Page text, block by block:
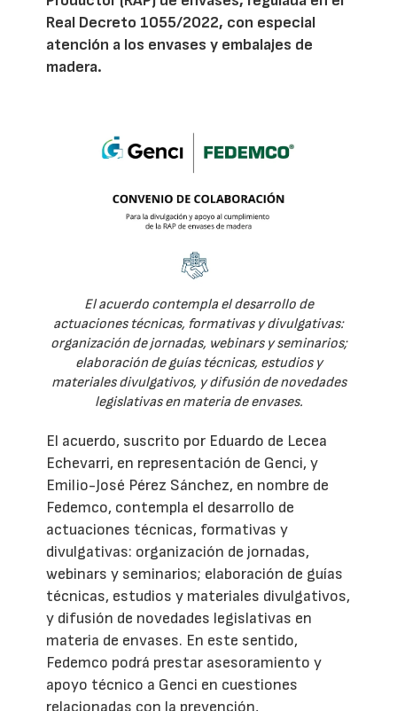
Real Decreto 1055/2022, con especial
atención a los envases y embalajes de
madera.
El acuerdo contempla el desarrollo de
actuaciones técnicas, formativas y divulgativas:
organización de jornadas, webinars y seminarios;
elaboración de guías técnicas, estudios y
materiales divulgativos, y difusión de novedades
legislativas en materia de envases.
El acuerdo, suscrito por Eduardo de Lecea
Echevarri, en representación de Genci, y
Emilio-José Pérez Sánchez, en nombre de
Fedemco, contempla el desarrollo de
actuaciones técnicas, formativas y
divulgativas: organización de jornadas,
webinars y seminarios; elaboración de guías
técnicas, estudios y materiales divulgativos,
y difusión de novedades legislativas en
materia de envases. En este sentido,
Fedemco podrá prestar asesoramiento y
apoyo técnico a Genci en cuestiones
relacionadas con la prevención,